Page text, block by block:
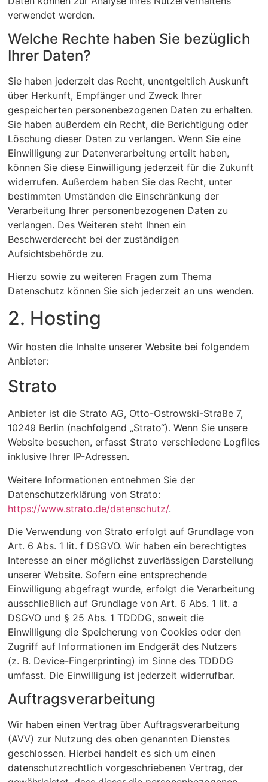
verwendet werden.
Welche Rechte haben Sie bezüglich
Ihrer Daten?
Sie haben jederzeit das Recht, unentgeltlich Auskunft
über Herkunft, Empfänger und Zweck Ihrer
gespeicherten personenbezogenen Daten zu erhalten.
Sie haben außerdem ein Recht, die Berichtigung oder
Löschung dieser Daten zu verlangen. Wenn Sie eine
Einwilligung zur Datenverarbeitung erteilt haben,
können Sie diese Einwilligung jederzeit für die Zukunft
widerrufen. Außerdem haben Sie das Recht, unter
bestimmten Umständen die Einschränkung der
Verarbeitung Ihrer personenbezogenen Daten zu
verlangen. Des Weiteren steht Ihnen ein
Beschwerderecht bei der zuständigen
Aufsichtsbehörde zu.
Hierzu sowie zu weiteren Fragen zum Thema
Datenschutz können Sie sich jederzeit an uns wenden.
2. Hosting
Wir hosten die Inhalte unserer Website bei folgendem
Anbieter:
Strato
Anbieter ist die Strato AG, Otto-Ostrowski-Straße 7,
10249 Berlin (nachfolgend „Strato“). Wenn Sie unsere
Website besuchen, erfasst Strato verschiedene Logfiles
inklusive Ihrer IP-Adressen.
Weitere Informationen entnehmen Sie der
Datenschutzerklärung von Strato:
https://www.strato.de/datenschutz/.
Die Verwendung von Strato erfolgt auf Grundlage von
Art. 6 Abs. 1 lit. f DSGVO. Wir haben ein berechtigtes
Interesse an einer möglichst zuverlässigen Darstellung
unserer Website. Sofern eine entsprechende
Einwilligung abgefragt wurde, erfolgt die Verarbeitung
ausschließlich auf Grundlage von Art. 6 Abs. 1 lit. a
DSGVO und § 25 Abs. 1 TDDDG, soweit die
Einwilligung die Speicherung von Cookies oder den
Zugriff auf Informationen im Endgerät des Nutzers
(z. B. Device-Fingerprinting) im Sinne des TDDDG
umfasst. Die Einwilligung ist jederzeit widerrufbar.
Auftragsverarbeitung
Wir haben einen Vertrag über Auftragsverarbeitung
(AVV) zur Nutzung des oben genannten Dienstes
geschlossen. Hierbei handelt es sich um einen
datenschutzrechtlich vorgeschriebenen Vertrag, der